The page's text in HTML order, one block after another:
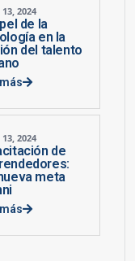
2024
de la
en la
del talento
2024
de
meta